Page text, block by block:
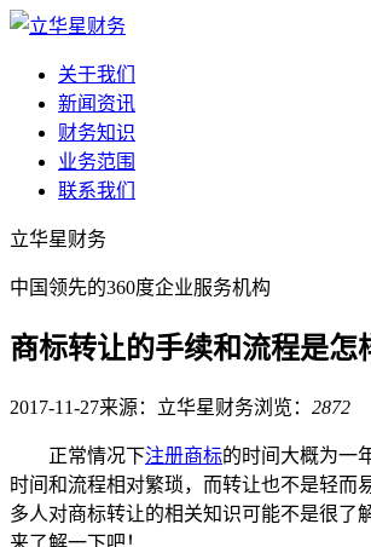
关于我们
新闻资讯
财务知识
业务范围
联系我们
立华星财务
中国领先的360度企业服务机构
商标转让的手续和流程是怎
2017-11-27来源：立华星财务浏览： 2872
正常情况下注册商标的时间大概为一
时间和流程相对繁琐，而转让也不是轻而
多人对商标转让的相关知识可能不是很了
来了解一下吧！